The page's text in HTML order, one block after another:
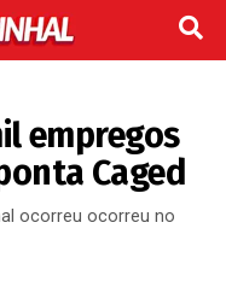
empregos
Caged
ocorreu ocorreu no